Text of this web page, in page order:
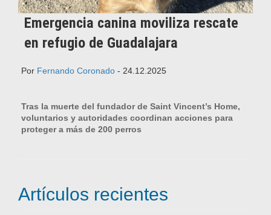
Emergencia canina moviliza rescate
en refugio de Guadalajara
Por Fernando Coronado - 24.12.2025
Tras la muerte del fundador de Saint Vincent’s Home,
voluntarios y autoridades coordinan acciones para
proteger a más de 200 perros
Artículos recientes